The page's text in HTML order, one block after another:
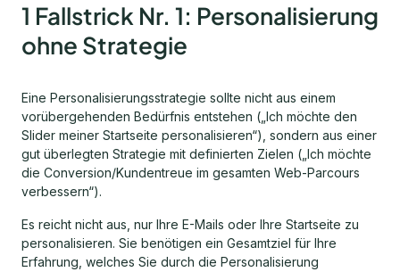
1 Fallstrick Nr. 1: Personalisierung
ohne Strategie
Eine Personalisierungsstrategie sollte nicht aus einem
vorübergehenden Bedürfnis entstehen („Ich möchte den
Slider meiner Startseite personalisieren“), sondern aus einer
gut überlegten Strategie mit definierten Zielen („Ich möchte
die Conversion/Kundentreue im gesamten Web-Parcours
verbessern“).
Es reicht nicht aus, nur Ihre E-Mails oder Ihre Startseite zu
personalisieren. Sie benötigen ein Gesamtziel für Ihre
Erfahrung, welches Sie durch die Personalisierung